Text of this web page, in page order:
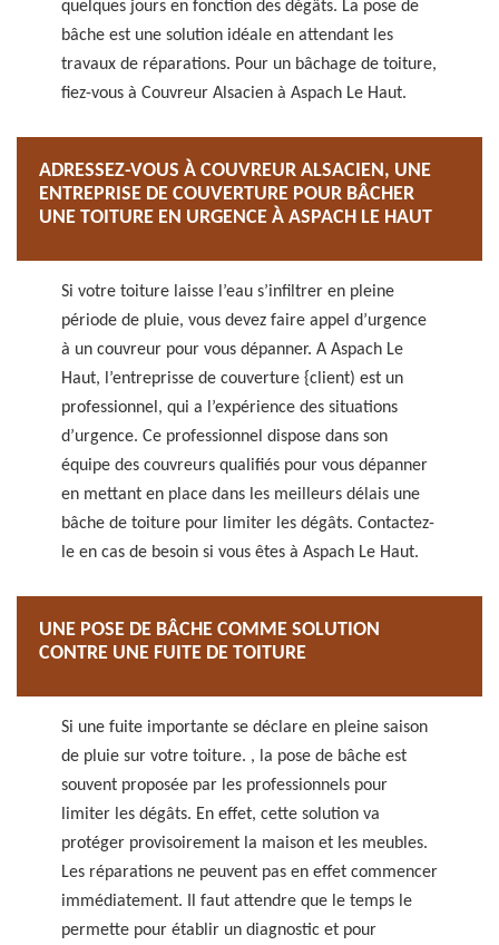
quelques jours en fonction des dégâts. La pose de
bâche est une solution idéale en attendant les
travaux de réparations. Pour un bâchage de toiture,
fiez-vous à Couvreur Alsacien à Aspach Le Haut.
ADRESSEZ-VOUS À COUVREUR ALSACIEN, UNE
ENTREPRISE DE COUVERTURE POUR BÂCHER
UNE TOITURE EN URGENCE À ASPACH LE HAUT
Si votre toiture laisse l’eau s’infiltrer en pleine
période de pluie, vous devez faire appel d’urgence
à un couvreur pour vous dépanner. A Aspach Le
Haut, l’entreprisse de couverture {client) est un
professionnel, qui a l’expérience des situations
d’urgence. Ce professionnel dispose dans son
équipe des couvreurs qualifiés pour vous dépanner
en mettant en place dans les meilleurs délais une
bâche de toiture pour limiter les dégâts. Contactez-
le en cas de besoin si vous êtes à Aspach Le Haut.
UNE POSE DE BÂCHE COMME SOLUTION
CONTRE UNE FUITE DE TOITURE
Si une fuite importante se déclare en pleine saison
de pluie sur votre toiture. , la pose de bâche est
souvent proposée par les professionnels pour
limiter les dégâts. En effet, cette solution va
protéger provisoirement la maison et les meubles.
Les réparations ne peuvent pas en effet commencer
immédiatement. Il faut attendre que le temps le
permette pour établir un diagnostic et pour